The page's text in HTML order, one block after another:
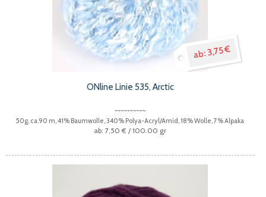
3,75 €
ONline Linie 535, Arctic
50g, ca.90 m, 41% Baumwolle, 340% Polya-Acryl/Amid, 18% Wolle, 7% Alpaka
7,50 € / 100.00 gr